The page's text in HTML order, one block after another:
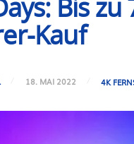
Bis
Kauf
18. MAI 2022 4K